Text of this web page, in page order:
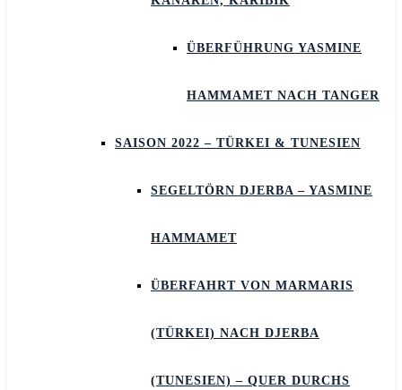
ÜBERFÜHRUNG YASMINE
HAMMAMET NACH TANGER
SAISON 2022 – TÜRKEI & TUNESIEN
SEGELTÖRN DJERBA – YASMINE
HAMMAMET
ÜBERFAHRT VON MARMARIS
(TÜRKEI) NACH DJERBA
(TUNESIEN) – QUER DURCHS